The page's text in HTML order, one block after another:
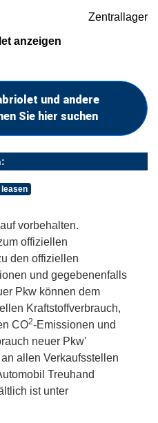
Zentrallager
anzeigen
und andere
Sie hier suchen
vorbehalten.
offiziellen
den offiziellen
und gegebenenfalls
Pkw können dem
Kraftstoffverbrauch,
CO2-Emissionen und
neuer Pkw'
allen Verkaufsstellen
Treuhand
ist unter